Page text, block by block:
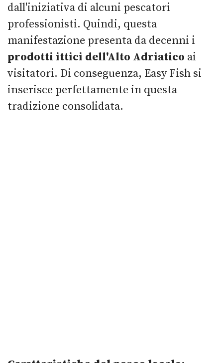
dall'iniziativa di alcuni pescatori
professionisti. Quindi, questa
manifestazione presenta da decenni i
prodotti ittici dell'Alto Adriatico ai
visitatori. Di conseguenza, Easy Fish si
inserisce perfettamente in questa
tradizione consolidata.